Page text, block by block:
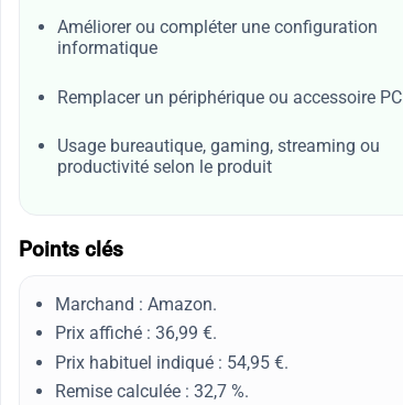
Améliorer ou compléter une configuration
informatique
Remplacer un périphérique ou accessoire PC
Usage bureautique, gaming, streaming ou
productivité selon le produit
Points clés
Marchand : Amazon.
Prix affiché : 36,99 €.
Prix habituel indiqué : 54,95 €.
Remise calculée : 32,7 %.